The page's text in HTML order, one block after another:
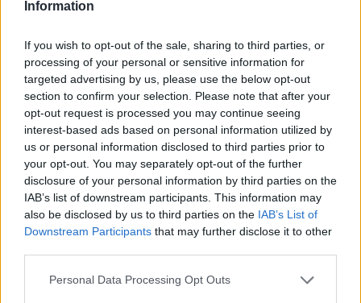
Information
If you wish to opt-out of the sale, sharing to third parties, or
processing of your personal or sensitive information for
targeted advertising by us, please use the below opt-out
section to confirm your selection. Please note that after your
opt-out request is processed you may continue seeing
interest-based ads based on personal information utilized by
us or personal information disclosed to third parties prior to
your opt-out. You may separately opt-out of the further
disclosure of your personal information by third parties on the
IAB’s list of downstream participants. This information may
also be disclosed by us to third parties on the IAB’s List of
Downstream Participants that may further disclose it to other
Personal Data Processing Opt Outs
Ezzel a melóval degeszre kereshetik magukat a
magyar fiatalok: óránként 4000 forintot is
fizetnek
A magyar diákmunkapiac elmúlt másfél évtizede
lényegében egyetlen nagy átrendeződés története.